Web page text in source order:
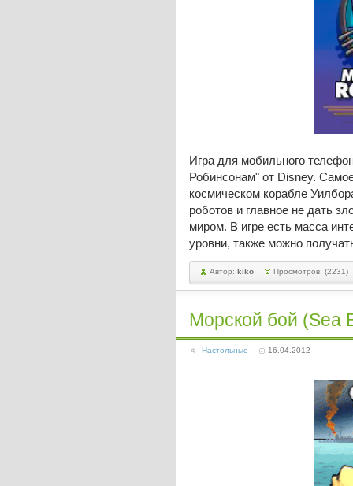
Игра для мобильного
Робинсонам" от Disney.
космическом корабле
роботов и главное не дать
миром. В игре есть масса
уровни, также можно
Автор: kiko Просмотров: (2231)
Морской бой (Sea
Настольные 16.04.2012